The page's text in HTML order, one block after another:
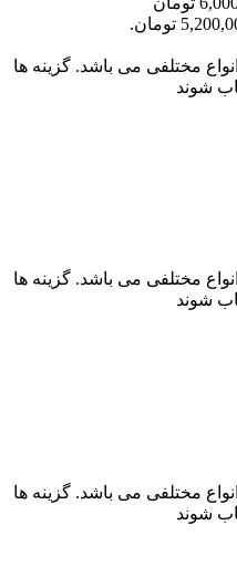
مختلفی می باشد. گزینه ها
شوند
مختلفی می باشد. گزینه ها
شوند
مختلفی می باشد. گزینه ها
شوند